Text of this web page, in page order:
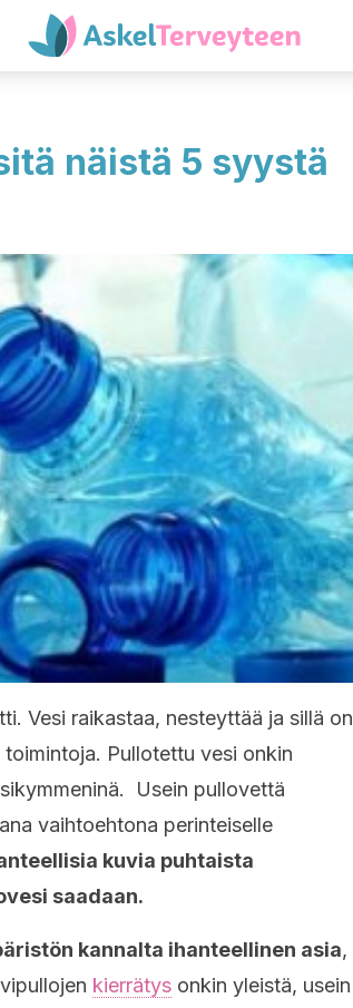
näistä 5 syystä
Vesi raikastaa, nesteyttää ja sillä on
Pullotettu vesi onkin
Usein pullovettä
vaihtoehtona perinteiselle
kuvia puhtaista
saadaan.
kannalta ihanteellinen asia,
kierrätys onkin yleistä, usein